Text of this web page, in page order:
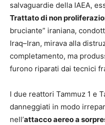
salvaguardie della IAEA,
Trattato di non
bruciante” iraniana,
Iraq–Iran, mirava alla
completamento, ma
furono riparati dai tecnici
I due reattori Tammuz 1 e
danneggiati in modo
nell’attacco aereo a